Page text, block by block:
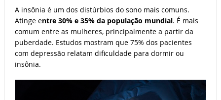
A insônia é um dos distúrbios do sono mais comuns.
Atinge entre 30% e 35% da população mundial. É mais
comum entre as mulheres, principalmente a partir da
puberdade. Estudos mostram que 75% dos pacientes
com depressão relatam dificuldade para dormir ou
insônia.